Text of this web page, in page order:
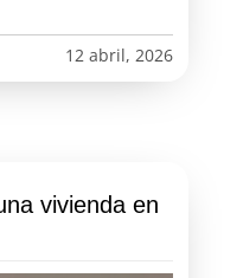
12 abril, 2026
vivienda en